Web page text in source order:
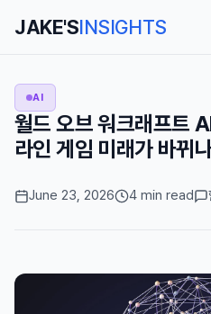
JAKE'SINSIGHTS
AI
월드 오브 워크래프트
라인 게임 미래가 바뀌
June 23, 2026 4 min read